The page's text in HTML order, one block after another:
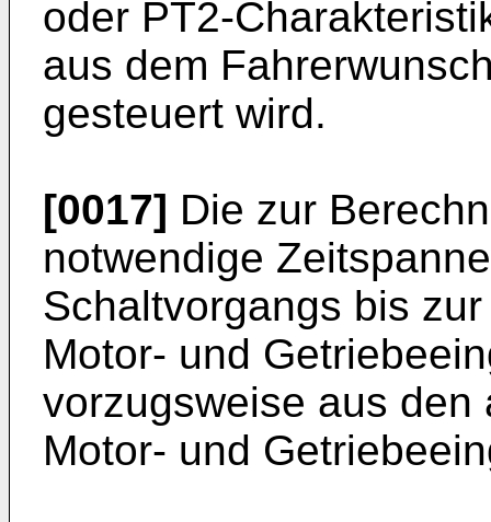
oder PT2-
aus dem
gesteuert wird.
[0017] Die zur
notwendige
Schaltvorgangs bis
Motor- und
vorzugsweise aus den
Motor- und